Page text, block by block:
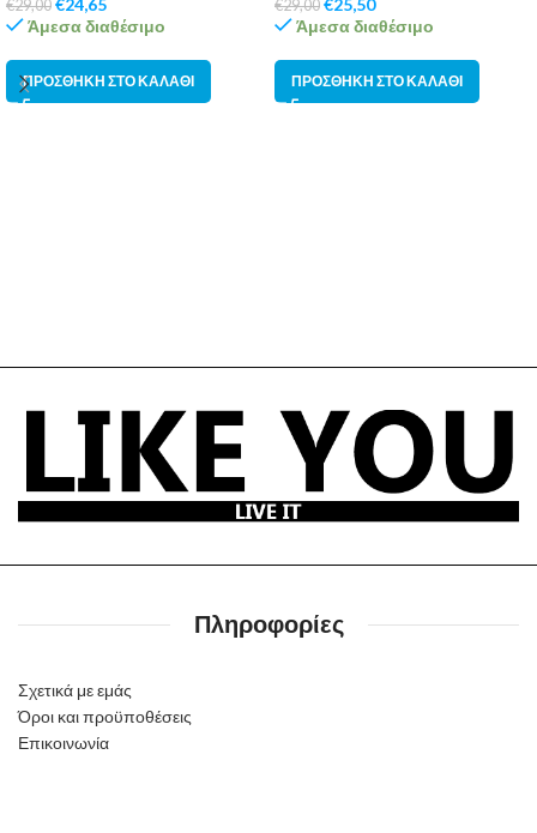
€29,00 €24,65
Άμεσα διαθέσιμο
ΠΡΟΣΘΉΚΗ ΣΤΟ ΚΑΛΆΘΙ
€29,00 €25,50
Άμεσα διαθέσιμο
ΠΡΟΣΘΉΚΗ ΣΤΟ ΚΑΛΆΘΙ
Πληροφορίες
Σχετικά με εμάς
Όροι και προϋποθέσεις
Επικοινωνία